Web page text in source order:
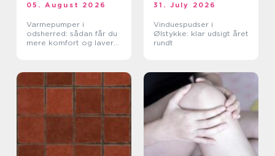
05. August 2026
Varmepumper i
odsherred: sådan får du
mere komfort og lavere
31. July 2026
Vinduespudser i
Ølstykke: klar udsigt året
rundt